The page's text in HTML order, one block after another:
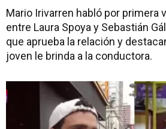
Mario Irivarren habló por primera
entre Laura Spoya y Sebastián
que aprueba la relación y
joven le brinda a la conductora.